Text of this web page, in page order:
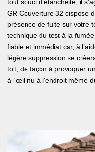
tout souci d’étanchéité, il
GR Couverture 32 dispose
présence de fuite sur votre
technique du test à la
fiable et immédiat car, à
légère suppression se
toit, de façon à provoquer
à l'œil nu à l'endroit même